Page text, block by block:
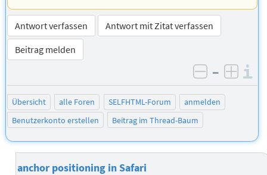
Antwort verfassen
Antwort mit Zitat verfassen
Beitrag melden
negativ
–
Übersicht alle Foren SELFHTML-Forum
anmelden
Benutzerkonto erstellen
Beitrag im Thread-Baum
anchor positioning in Safari